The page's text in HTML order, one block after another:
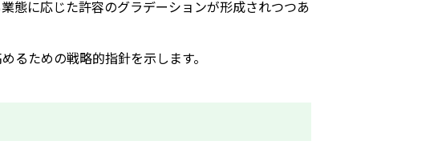
態に応じた許容のグラデーションが形成されつつあ
るための戦略的指針を示します。